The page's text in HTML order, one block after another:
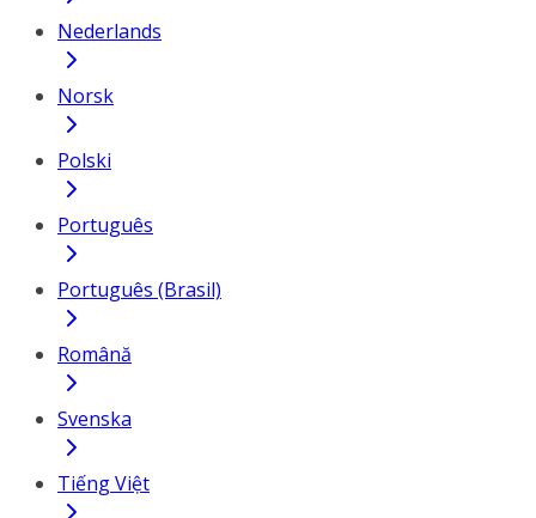
Nederlands
Norsk
Polski
Português
Português (Brasil)
Română
Svenska
Tiếng Việt